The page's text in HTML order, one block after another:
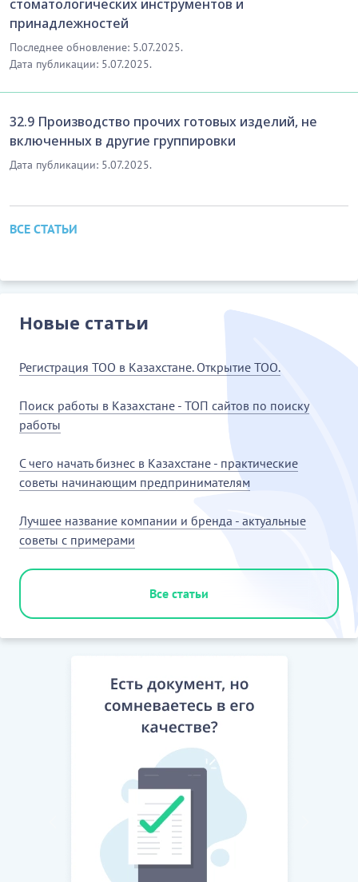
стоматологических инструментов и
принадлежностей
Последнее обновление: 5.07.2025.
Дата публикации: 5.07.2025.
32.9 Производство прочих готовых изделий, не
включенных в другие группировки
Дата публикации: 5.07.2025.
ВСЕ СТАТЬИ
Новые статьи
Регистрация ТОО в Казахстане. Открытие ТОО.
Поиск работы в Казахстане - ТОП сайтов по поиску
работы
С чего начать бизнес в Казахстане - практические
советы начинающим предпринимателям
Лучшее название компании и бренда - актуальные
советы с примерами
Все статьи